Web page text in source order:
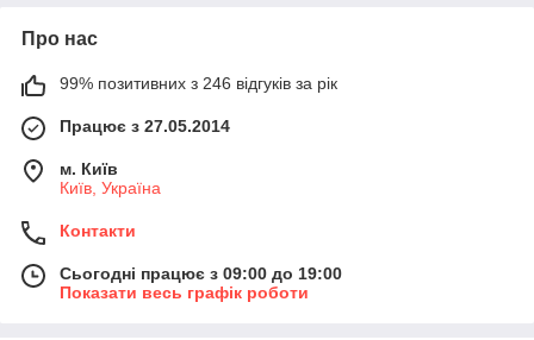
Про нас
99% позитивних з 246 відгуків за рік
Працює з 27.05.2014
м. Київ
Київ, Україна
Контакти
Сьогодні працює з 09:00 до 19:00
Показати весь графік роботи